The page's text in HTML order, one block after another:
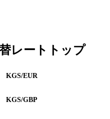
レートトップ
KGS/EUR
KGS/GBP